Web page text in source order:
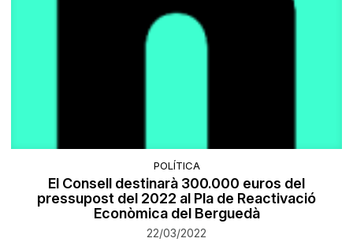
POLÍTICA
El Consell destinarà 300.000 euros del
pressupost del 2022 al Pla de Reactivació
Econòmica del Berguedà
22/03/2022